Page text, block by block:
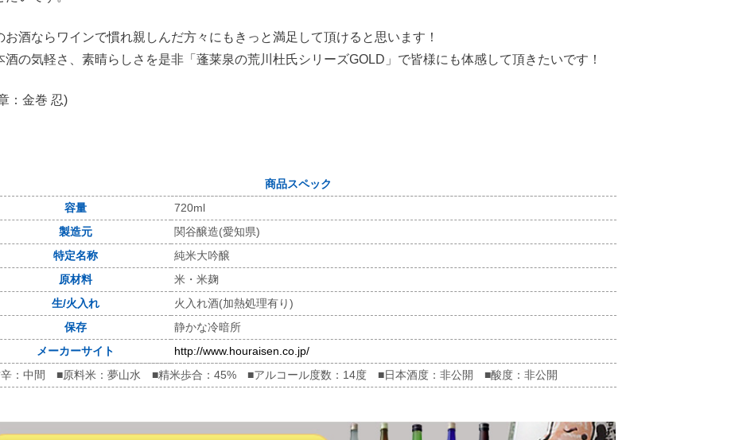
お酒ならワインで慣れ親しんだ方々にもきっと満足して頂けると思います！
酒の気軽さ、素晴らしさを是非「蓬莱泉の荒川杜氏シリーズGOLD」で皆様にも体感して頂きたいです！
：金巻 忍)
商品スペック
容量
720ml
製造元
関谷醸造(愛知県)
特定名称
純米大吟醸
原材料
米・米麹
生/火入れ
火入れ酒(加熱処理有り)
保存
静かな冷暗所
メーカーサイト
http://www.houraisen.co.jp/
：中間 ■原料米：夢山水 ■精米歩合：45% ■アルコール度数：14度 ■日本酒度：非公開 ■酸度：非公開